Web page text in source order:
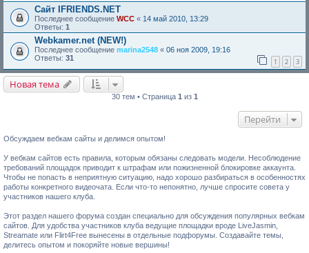
Сайт IFRIENDS.NET
Последнее сообщение WCC « 14 май 2010, 13:29
Ответы: 1
Webkamer.net (NEW!)
Последнее сообщение marina2548 « 06 ноя 2009, 19:16
Ответы: 31 1 2 3
Новая тема
30 тем • Страница 1 из 1
Перейти
Обсуждаем вебкам сайты и делимся опытом!
У вебкам сайтов есть правила, которым обязаны следовать модели. Несоблюдение
требований площадок приводит к штрафам или пожизненной блокировке аккаунта.
Чтобы не попасть в неприятную ситуацию, надо хорошо разбираться в особенностях
работы конкретного видеочата. Если что-то непонятно, лучше спросите совета у
участников нашего клуба.
Этот раздел нашего форума создан специально для обсуждения популярных вебкам
сайтов. Для удобства участников клуба ведущие площадки вроде LiveJasmin,
Streamate или Flirt4Free вынесены в отдельные подфорумы. Создавайте темы,
делитесь опытом и покоряйте новые вершины!